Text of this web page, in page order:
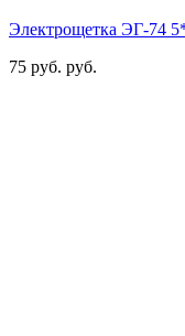
Электрощетка ЭГ-74
75 руб. руб.